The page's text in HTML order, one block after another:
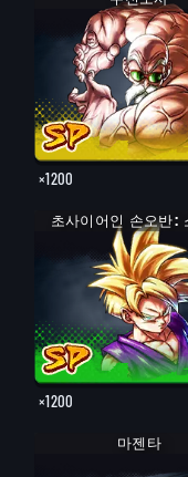
×1200
초사이어인 손오반:
×1200
마젠타